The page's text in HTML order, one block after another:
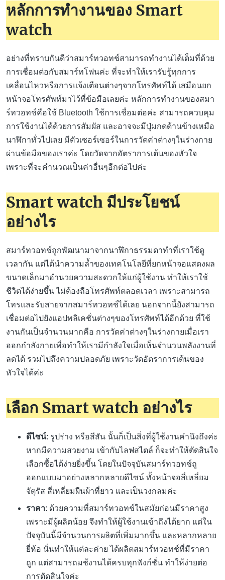
หลักการทำงานของ Smart
watch
อย่างที่ทราบกันดีว่าสมาร์ทวอทช์สามารถทำงานได้เต็มที่ด้วย
การเชื่อมต่อกับสมาร์ทโฟนค่ะ ที่จะทำให้เรารับรู้ทุกการ
เคลื่อนไหวหรือการแจ้งเตือนต่างๆจากโทรศัพท์ได้ เสมือนยก
หน้าจอโทรศัพท์มาไว้ที่ข้อมือเลยค่ะ หลักการทำงานของสมา
ร์ทวอทช์คือใช้ Bluetooth ใช้การเชื่อมต่อค่ะ สามารถควบคุม
การใช้งานได้ด้วยการสัมผัส และอาจจะมีปุ่มกดด้านข้างเหมือ
นาฬิกาทั่วไปเลย มีตัวเซอร์เซอร์ในการวัดค่าต่างๆในร่างกาย
ผ่านข้อมือของเราค่ะ โดยวัดจากอัตราการเต้นของหัวใจ
เพราะที่จะคำนวณเป็นค่าอื่นๆอีกต่อไปค่ะ
Smart watch มีประโยชน์
อย่างไร
สมาร์ทวอทช์ถูกพัฒนามาจากนาฬิกาธรรมดาทำที่เราใช้ดู
เวลากัน แต่ได้นำความล้ำของเทคโนโลยีที่ยกหน้าจอแสดงผล
ขนาดเล็กมาอำนวยความสะดวกให้แก่ผู้ใช้งาน ทำให้เราใช้
ชีวิตได้ง่ายขึ้น ไม่ต้องถือโทรศัพท์ตลอดเวลา เพราะสามารถ
โทรและรับสายจากสมาร์ทวอทช์ได้เลย นอกจากนี้ยังสามารถ
เชื่อมต่อไปยังแอปพลิเคชั่นต่างๆของโทรศัพท์ได้อีกด้วย ที่ใช้
งานกันเป็นจำนวนมากคือ การวัดค่าต่างๆในร่างกายเมื่อเรา
ออกกำลังกายเพื่อทำให้เรามีกำลังใจเมื่อเห็นจำนวนพลังงานที่
ลดได้ รวมไปถึงความปลอดภัย เพราะวัดอัตราการเต้นของ
หัวใจได้ค่ะ
เลือก Smart watch อย่างไร
ดีไซน์: รูปร่าง หรือสีสัน นั้นก็เป็นสิ่งที่ผู้ใช้งานคำนึงถึงค่ะ
หากมีความสวยงาม เข้ากับไลฟสไตล์ ก็จะทำให้ตัดสินใจ
เลือกซื้อได้ง่ายยิ่งขึ้น โดยในปัจจุบันสมาร์ทวอทช์ถู
ออกแบบมาอย่างหลากหลายดีไซน์ ทั้งหน้าจอสี่เหลี่ยม
จัตุรัส สี่เหลี่ยมผืนผ้าที่ยาว และเป็นวงกลมค่ะ
ราคา: ด้วยความที่สมาร์ทวอทช์ในสมัยก่อนมีราคาสูง
เพราะมีผู้ผลิตน้อย จึงทำให้ผู้ใช้งานเข้าถึงได้ยาก แต่ใน
ปัจจุบันนี้มีจำนวนการผลิตที่เพิ่มมากขึ้น และหลากหลาย
ยี่ห้อ นั่นทำให้แต่ละค่าย ได้ผลิตสมาร์ทวอทช์ที่มีราคา
ถูก แต่สามารถมช้งานได้ครบทุกฟังก์ชั่น ทำให้ง่ายต่อ
การตัดสินใจค่ะ